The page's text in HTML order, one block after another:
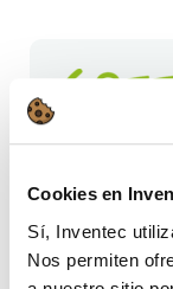
Cookies en
Sí, Inventec
Nos permiten
mediante la
nuestros
ElGreenway
en seguridad